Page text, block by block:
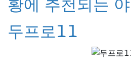
황에 추천되는
두프로11